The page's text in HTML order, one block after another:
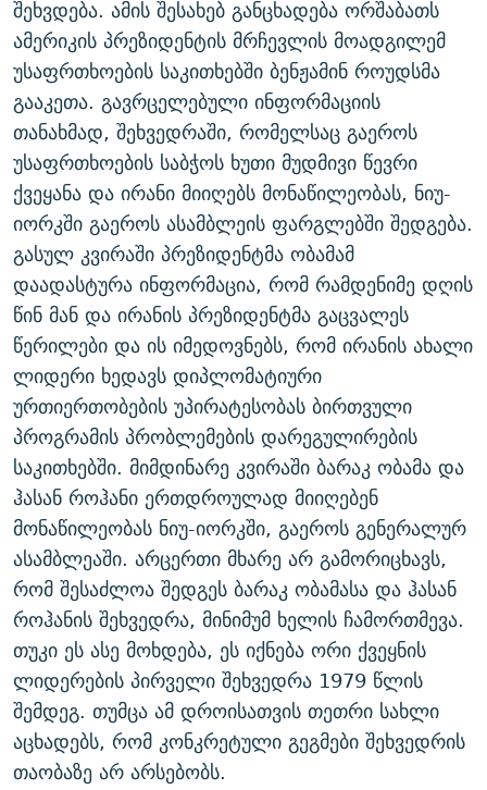
ᲒᲐᲜᲙᲘᲗᲮᲕᲘᲡ ᲓᲦᲔ
ᲓᲘᲚᲘᲡ ᲡᲐᲣᲑᲠᲔᲑᲘ
ᲛᲝᲚᲐᲞᲐᲠᲐᲙᲔ ᲢᲔᲥᲡᲢᲔᲑᲘ
ᲨᲘᲜ - ᲣᲪᲮᲝᲔᲗᲨᲘ
ᲚᲘᲢᲔᲠᲐᲢᲣᲠᲣᲚᲘ ᲬᲐᲮᲜᲐᲒᲔᲑᲘ
ᲐᲛᲔᲠᲘᲙᲣᲚᲘ ᲛᲝᲗᲮᲠᲝᲑᲐ
ᲘᲛᲞᲔᲠᲘᲐ ᲓᲐ ᲠᲐᲓᲘᲝ
ᲣᲙᲠᲐᲘᲜᲐᲨᲘ ᲓᲐᲦᲣᲞᲣᲚᲘ ᲥᲐᲠᲗᲕᲔᲚᲘ ᲛᲔᲑᲠᲫᲝᲚᲔᲑᲘ - 2022
ᲓᲐᲛᲝᲣᲙᲘᲓᲔᲑᲚᲝᲑᲘᲡ 100 ᲬᲔᲚᲘ
ᲩᲔᲛᲘ ᲡᲘᲙᲕᲓᲘᲚᲘᲡ ᲛᲘᲖᲔᲖᲘᲐ COVID-19
11 ᲬᲔᲚᲘ - 11 ᲐᲛᲑᲐᲕᲘ
ᲡᲐᲞᲐᲠᲚᲐᲛᲔᲜᲢᲝ ᲐᲠᲩᲔᲕᲜᲔᲑᲘᲡ ᲘᲡᲢᲝᲠᲘᲐ
ᲑᲐᲕᲨᲕᲔᲑᲘ ᲞᲠᲝᲡᲢᲘᲢᲣᲪᲘᲐᲨᲘ - ᲐᲛᲝᲣᲗᲥᲛᲔᲚᲘ ᲐᲛᲑᲐᲕᲘ
5 ᲐᲛᲑᲐᲕᲘ - 20 ᲘᲕᲜᲘᲡᲡ ᲓᲐᲨᲐᲕᲔᲑᲣᲚᲔᲑᲘ
ᲐᲒᲕᲘᲡᲢᲝᲡ ᲝᲛᲘ
ПРИВЕТ ᲙᲣᲚᲢᲣᲠᲐ
ЭХО КАВКАЗА
ᲒᲐᲛᲝᲘᲬᲔᲠᲔ
რთე/რთ-ის ყველა საიტი
შეხვდება. ამის შესახებ განცხადება ორშაბათს
ამერიკის პრეზიდენტის მრჩევლის მოადგილემ
უსაფრთხოების საკითხებში ბენჟამინ როუდსმა
გააკეთა. გავრცელებული ინფორმაციის
თანახმად, შეხვედრაში, რომელსაც გაეროს
უსაფრთხოების საბჭოს ხუთი მუდმივი წევრი
ქვეყანა და ირანი მიიღებს მონაწილეობას, ნიუ-
იორკში გაეროს ასამბლეის ფარგლებში შედგება.
გასულ კვირაში პრეზიდენტმა ობამამ
დაადასტურა ინფორმაცია, რომ რამდენიმე დღის
წინ მან და ირანის პრეზიდენტმა გაცვალეს
წერილები და ის იმედოვნებს, რომ ირანის ახალი
ლიდერი ხედავს დიპლომატიური
ურთიერთობების უპირატესობას ბირთვული
პროგრამის პრობლემების დარეგულირების
საკითხებში. მიმდინარე კვირაში ბარაკ ობამა და
ჰასან როჰანი ერთდროულად მიიღებენ
მონაწილეობას ნიუ-იორკში, გაეროს გენერალურ
ასამბლეაში. არცერთი მხარე არ გამორიცხავს,
რომ შესაძლოა შედგეს ბარაკ ობამასა და ჰასან
როჰანის შეხვედრა, მინიმუმ ხელის ჩამორთმევა.
თუკი ეს ასე მოხდება, ეს იქნება ორი ქვეყნის
ლიდერების პირველი შეხვედრა 1979 წლის
შემდეგ. თუმცა ამ დროისათვის თეთრი სახლი
აცხადებს, რომ კონკრეტული გეგმები შეხვედრის
თაობაზე არ არსებობს.